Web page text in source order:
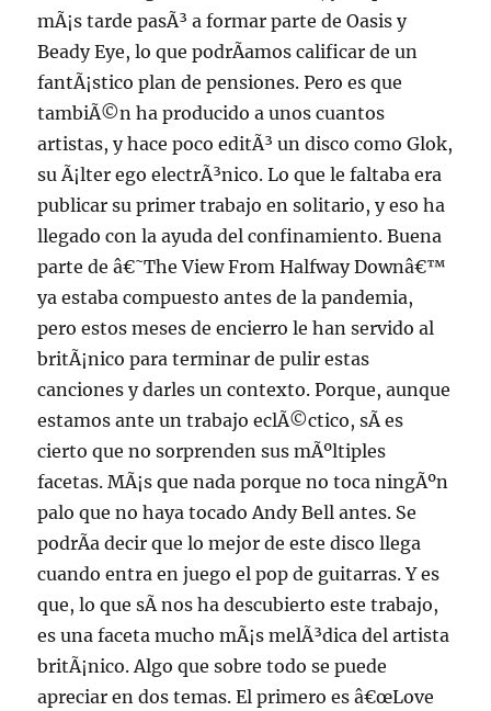
mÃ¡s tarde pasÃ³ a formar parte de Oasis y
Beady Eye, lo que podrÃ­amos calificar de un
fantÃ¡stico plan de pensiones. Pero es que
tambiÃ©n ha producido a unos cuantos
artistas, y hace poco editÃ³ un disco como Glok,
su Ã¡lter ego electrÃ³nico. Lo que le faltaba era
publicar su primer trabajo en solitario, y eso ha
llegado con la ayuda del confinamiento. Buena
parte de â€˜The View From Halfway Downâ€™
ya estaba compuesto antes de la pandemia,
pero estos meses de encierro le han servido al
britÃ¡nico para terminar de pulir estas
canciones y darles un contexto. Porque, aunque
estamos ante un trabajo eclÃ©ctico, sÃ­ es
cierto que no sorprenden sus mÃºltiples
facetas. MÃ¡s que nada porque no toca ningÃºn
palo que no haya tocado Andy Bell antes. Se
podrÃ­a decir que lo mejor de este disco llega
cuando entra en juego el pop de guitarras. Y es
que, lo que sÃ­ nos ha descubierto este trabajo,
es una faceta mucho mÃ¡s melÃ³dica del artista
britÃ¡nico. Algo que sobre todo se puede
apreciar en dos temas. El primero es â€œLove